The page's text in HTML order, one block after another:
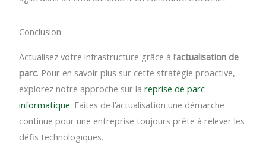
Conclusion
Actualisez votre infrastructure grâce à l’actualisation de
parc. Pour en savoir plus sur cette stratégie proactive,
explorez notre approche sur lareprise de parc
informatique. Faites de l’actualisation une démarche
continue pour une entreprise toujours prête à relever les
défis technologiques.